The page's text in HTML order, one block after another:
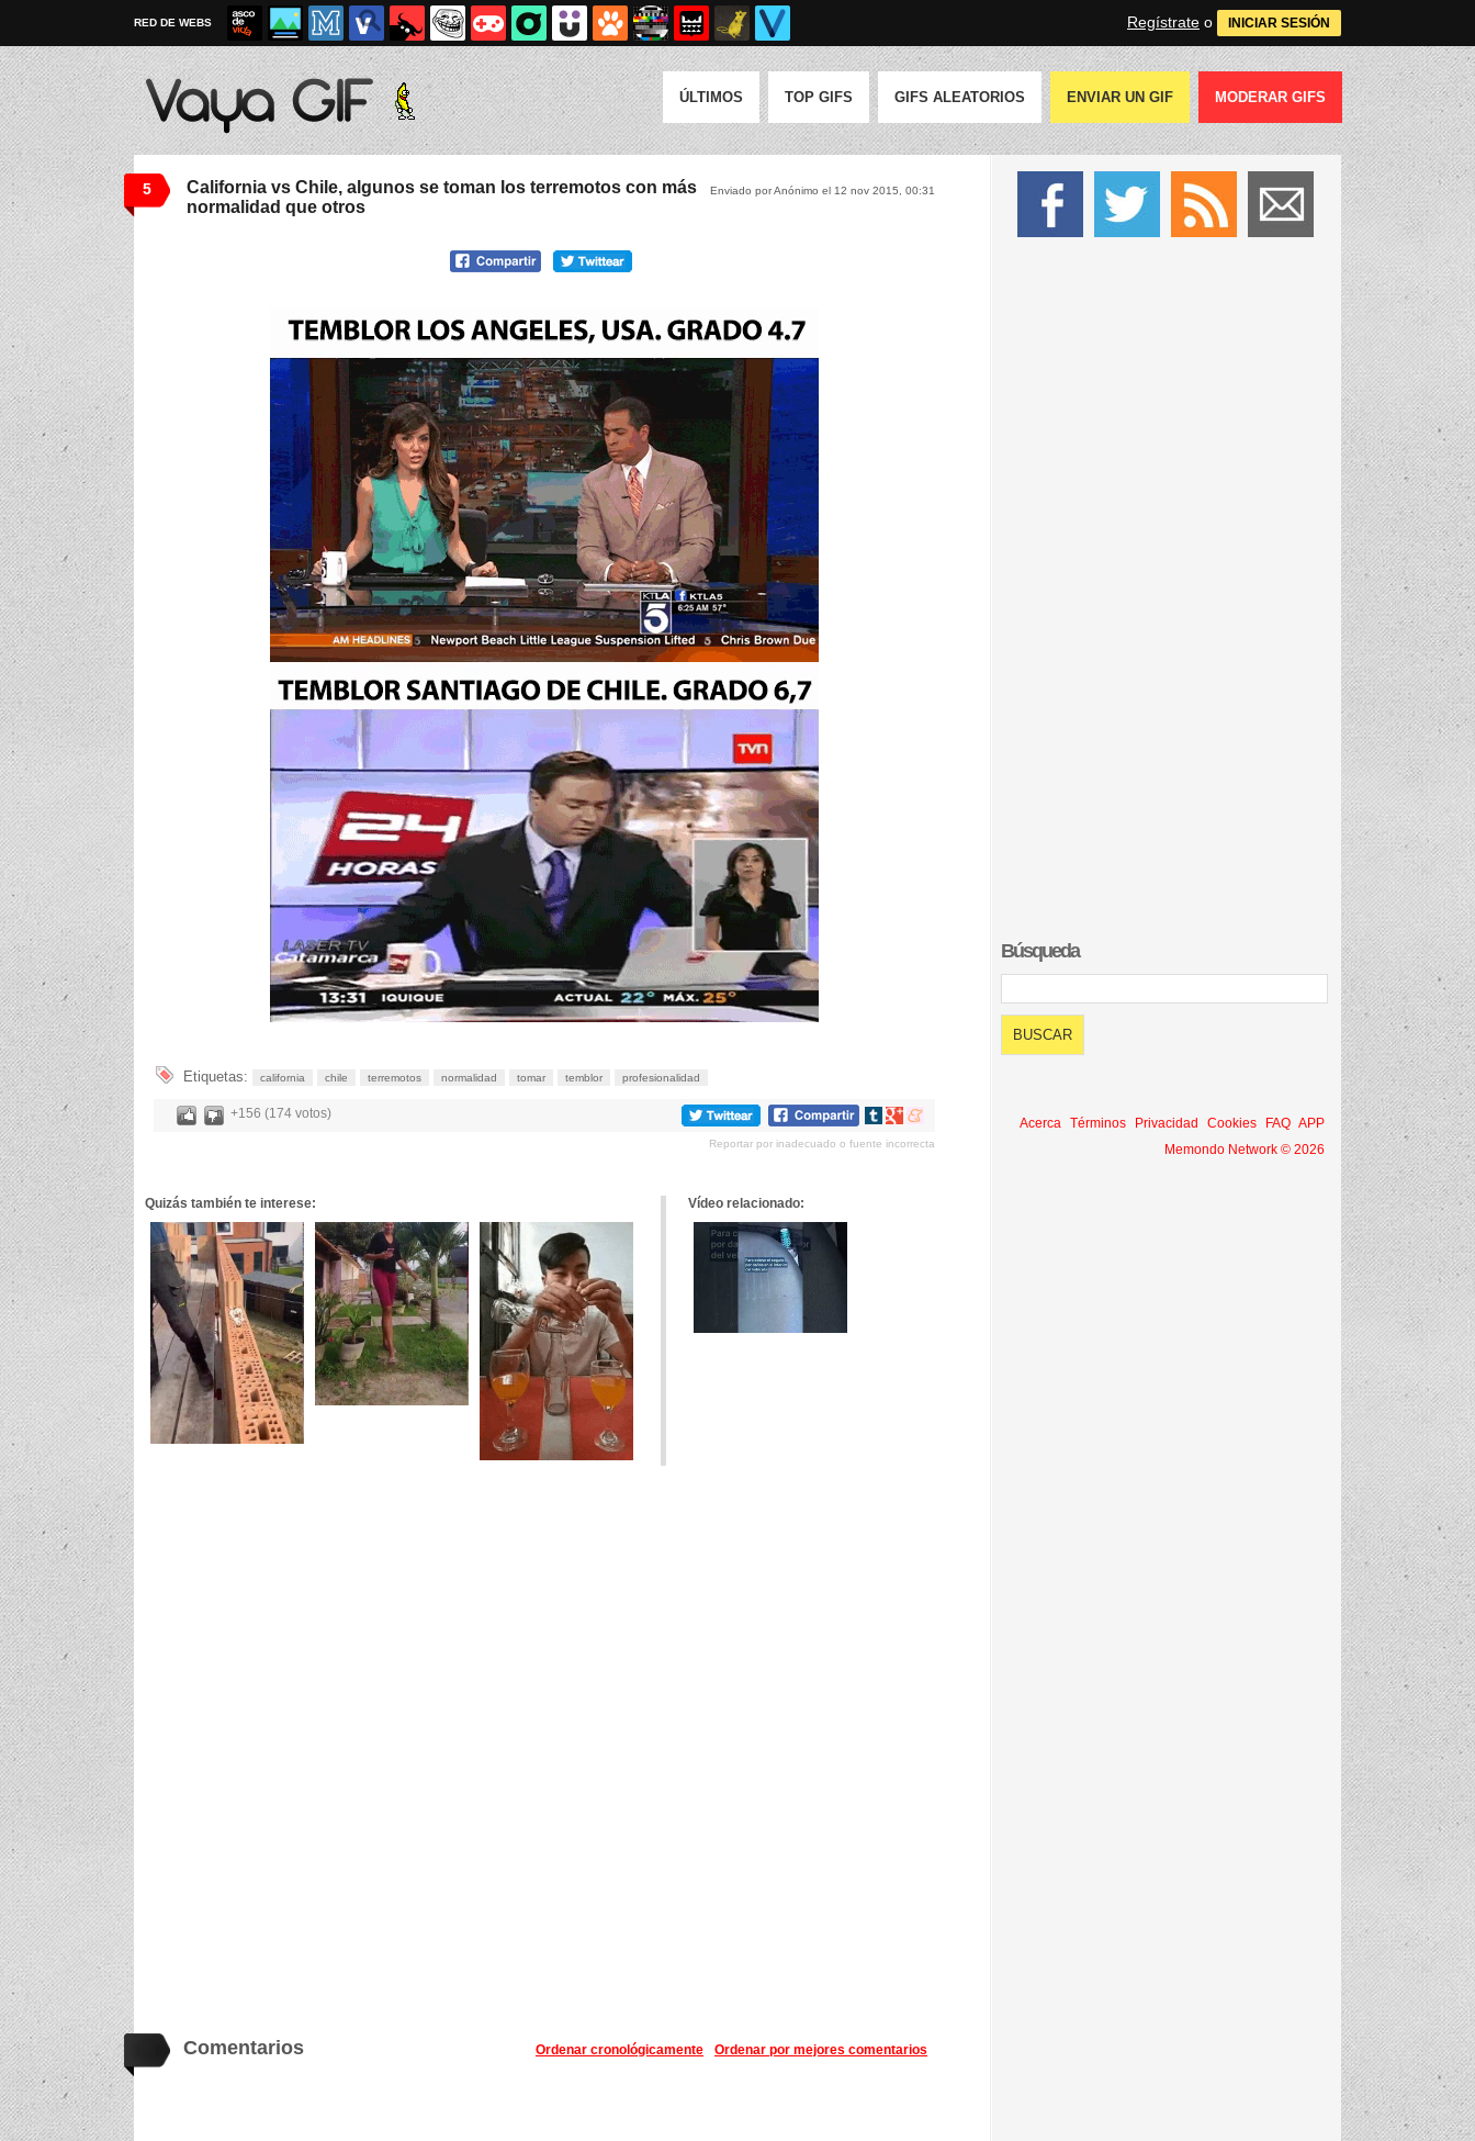
RED DE WEBS Regístrate o INICIAR SESIÓN
ÚLTIMOS TOP GIFS GIFS ALEATORIOS ENVIAR UN GIF MODERAR GIFS
5 Enviado por Anónimo el 12 nov 2015, 00:31
California vs Chile, algunos se toman los terremotos con más
normalidad que otros
Etiquetas: california chile terremotos normalidad tomar temblor profesionalidad
+156 (174 votos)
Compartir
tumblr
Compartir
Google+
Compartir
meneame
Reportar por inadecuado o fuente incorrecta
Quizás también te interese: Vídeo relacionado:
Comentarios Ordenar por mejores comentarios
Ordenar cronológicamente
Búsqueda
Acerca Términos Privacidad Cookies FAQ APP
Memondo Network © 2026